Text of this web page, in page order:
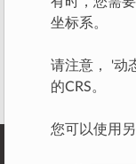
坐标系。
请注意， '动
的CRS。
您可以使用